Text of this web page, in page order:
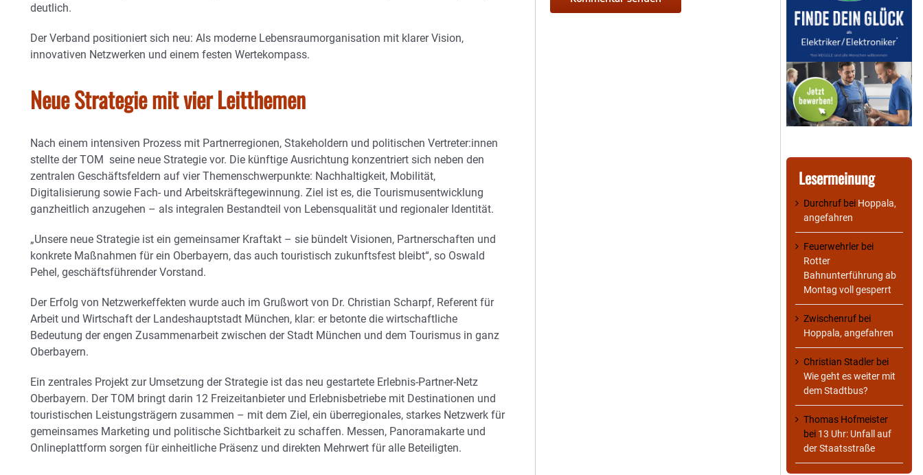
deutlich.
Der Verband positioniert sich neu: Als moderne Lebensraumorganisation mit klarer Vision,
innovativen Netzwerken und einem festen Wertekompass.
Neue Strategie mit vier Leitthemen
Nach einem intensiven Prozess mit Partnerregionen, Stakeholdern und politischen Vertreter:innen
stellte der TOM seine neue Strategie vor. Die künftige Ausrichtung konzentriert sich neben den
zentralen Geschäftsfeldern auf vier Themenschwerpunkte: Nachhaltigkeit, Mobilität,
Digitalisierung sowie Fach- und Arbeitskräftegewinnung. Ziel ist es, die Tourismusentwicklung
ganzheitlich anzugehen – als integralen Bestandteil von Lebensqualität und regionaler Identität.
„Unsere neue Strategie ist ein gemeinsamer Kraftakt – sie bündelt Visionen, Partnerschaften und
konkrete Maßnahmen für ein Oberbayern, das auch touristisch zukunftsfest bleibt“, so Oswald
Pehel, geschäftsführender Vorstand.
Der Erfolg von Netzwerkeffekten wurde auch im Grußwort von Dr. Christian Scharpf, Referent für
Arbeit und Wirtschaft der Landeshauptstadt München, klar: er betonte die wirtschaftliche
Bedeutung der engen Zusammenarbeit zwischen der Stadt München und dem Tourismus in ganz
Oberbayern.
Ein zentrales Projekt zur Umsetzung der Strategie ist das neu gestartete Erlebnis-Partner-Netz
Oberbayern. Der TOM bringt darin 12 Freizeitanbieter und Erlebnisbetriebe mit Destinationen und
touristischen Leistungsträgern zusammen – mit dem Ziel, ein überregionales, starkes Netzwerk für
gemeinsames Marketing und politische Sichtbarkeit zu schaffen. Messen, Panoramakarte und
Onlineplattform sorgen für einheitliche Präsenz und direkten Mehrwert für alle Beteiligten.
Lesermeinung
Durchruf bei Hoppala,
angefahren
Feuerwehrler bei
Rotter
Bahnunterführung ab
Montag voll gesperrt
Zwischenruf bei
Hoppala, angefahren
Christian Stadler bei
Wie geht es weiter mit
dem Stadtbus?
Thomas Hofmeister
bei 13 Uhr: Unfall auf
der Staatsstraße